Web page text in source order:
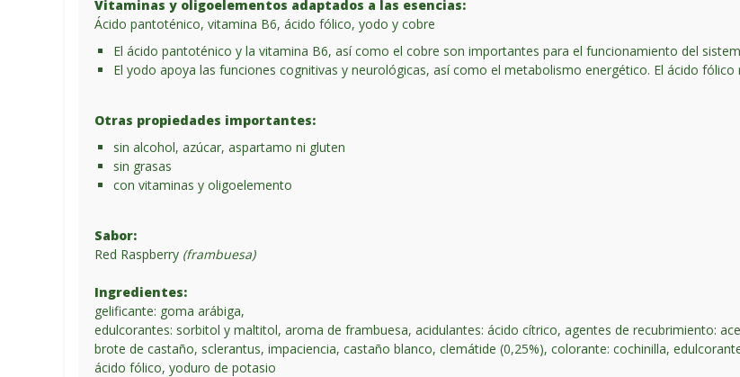
Vitaminas y oligoelementos adaptados a las esencias:
Ácido pantoténico, vitamina B6, ácido fólico, yodo y cobre
El ácido pantoténico y la vitamina B6, así como el cobre son importantes para el funcionamiento del
El yodo apoya las funciones cognitivas y neurológicas, así como el metabolismo energético. El ácido fólico
Otras propiedades importantes:
sin alcohol, azúcar, aspartamo ni gluten
sin grasas
con vitaminas y oligoelemento
Sabor:
Red Raspberry (frambuesa)
Ingredientes:
gelificante: goma arábiga,
edulcorantes: sorbitol y maltitol, aroma de frambuesa, acidulantes: ácido cítrico, agentes de recubrimiento:
brote de castaño, sclerantus, impaciencia, castaño blanco, clemátide (0,25%), colorante: cochinilla,
ácido fólico, yoduro de potasio